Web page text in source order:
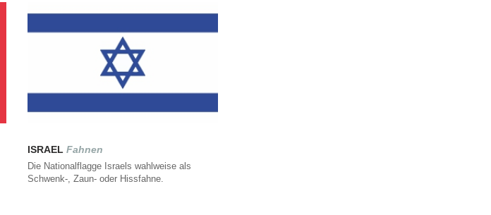
ISRAEL Fahnen
Die Nationalflagge Israels wahlweise als
Schwenk-, Zaun- oder Hissfahne.